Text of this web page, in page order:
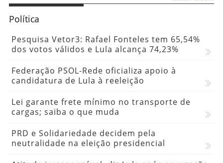
Política
Pesquisa Vetor3: Rafael Fonteles tem 65,54%
dos votos válidos e Lula alcança 74,23%
Federação PSOL-Rede oficializa apoio à
candidatura de Lula à reeleição
Lei garante frete mínimo no transporte de
cargas; saiba o que muda
PRD e Solidariedade decidem pela
neutralidade na eleição presidencial